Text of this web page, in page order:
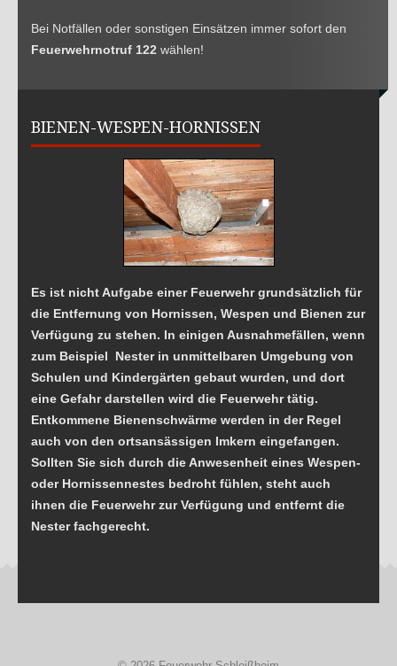
2020
2019
2018
2016
SICHERHEITSINFOS
Warn und Alarmsignale
Brandschutz
ÖAMTC Rettungskarte für Auto
Brandgefahren im Wohnbereich
Hochwasser
Sicherheitstipps Silvester
Sicherheitstipps Weihnachten
Verhalten bei Gewitter
Gefährliche Stoffe
Richtlinien Lagerfeuer
Bei Notfällen oder sonstigen Einsätzen immer sofort den
Feuerwehrnotruf 122 wählen!
BIENEN-WESPEN-HORNISSEN
Es ist nicht Aufgabe einer Feuerwehr grundsätzlich für
die Entfernung von Hornissen, Wespen und Bienen zur
Verfügung zu stehen. In einigen Ausnahmefällen, wenn
zum Beispiel Nester in unmittelbaren Umgebung von
Schulen und Kindergärten gebaut wurden, und dort
eine Gefahr darstellen wird die Feuerwehr tätig.
Entkommene Bienenschwärme werden in der Regel
auch von den ortsansässigen Imkern eingefangen.
Sollten Sie sich durch die Anwesenheit eines Wespen-
oder Hornissennestes bedroht fühlen, steht auch
ihnen die Feuerwehr zur Verfügung und entfernt die
Nester fachgerecht.